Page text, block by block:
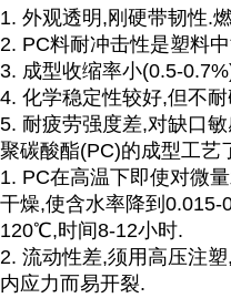
1. 外观透明,刚硬带韧性.
2. PC料耐冲击性是塑料
3. 成型收缩率小(0.5-
4. 化学稳定性较好,但不
5. 耐疲劳强度差,对缺口
聚碳酸酯(PC)的成型工艺
1. PC在高温下即使对微
干燥,使含水率降到0.015-
120℃,时间8-12小时.
2. 流动性差,须用高压注
内应力而易开裂.